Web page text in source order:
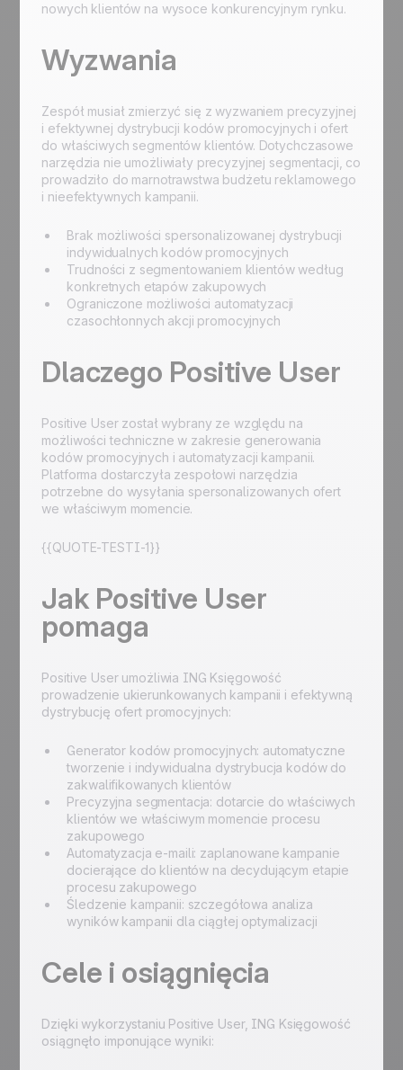
nowych klientów na wysoce konkurencyjnym rynku.
Wyzwania
Zespół musiał zmierzyć się z wyzwaniem precyzyjnej
i efektywnej dystrybucji kodów promocyjnych i ofert
do właściwych segmentów klientów. Dotychczasowe
narzędzia nie umożliwiały precyzyjnej segmentacji, co
prowadziło do marnotrawstwa budżetu reklamowego
i nieefektywnych kampanii.
Brak możliwości spersonalizowanej dystrybucji
indywidualnych kodów promocyjnych
Trudności z segmentowaniem klientów według
konkretnych etapów zakupowych
Ograniczone możliwości automatyzacji
czasochłonnych akcji promocyjnych
Dlaczego Positive User
Positive User został wybrany ze względu na
możliwości techniczne w zakresie generowania
kodów promocyjnych i automatyzacji kampanii.
Platforma dostarczyła zespołowi narzędzia
potrzebne do wysyłania spersonalizowanych ofert
we właściwym momencie.
{{QUOTE-TESTI-1}}
Jak Positive User
pomaga
Positive User umożliwia ING Księgowość
prowadzenie ukierunkowanych kampanii i efektywną
dystrybucję ofert promocyjnych:
Generator kodów promocyjnych: automatyczne
tworzenie i indywidualna dystrybucja kodów do
zakwalifikowanych klientów
Precyzyjna segmentacja: dotarcie do właściwych
klientów we właściwym momencie procesu
zakupowego
Automatyzacja e-maili: zaplanowane kampanie
docierające do klientów na decydującym etapie
procesu zakupowego
Śledzenie kampanii: szczegółowa analiza
wyników kampanii dla ciągłej optymalizacji
Cele i osiągnięcia
Dzięki wykorzystaniu Positive User, ING Księgowość
osiągnęło imponujące wyniki: